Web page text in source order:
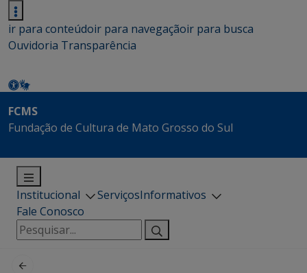
ir para conteúdoir para navegaçãoir para busca
Ouvidoria Transparência
FCMS
Fundação de Cultura de Mato Grosso do Sul
Institucional ServiçosInformativos
Fale Conosco
Pesquisar
por: